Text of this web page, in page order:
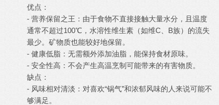
优点：
- 营养保留之王：由于食物不直接接触大量水分，且温度
通常不超过100℃，水溶性维生素（如维C、B族）的流失
最少。矿物质也能较好地保留。
- 健康低脂：无需额外添加油脂，能保持食材原味。
- 安全性高：不会产生高温烹制可能带来的有害物质。
缺点：
- 风味相对清淡：对喜欢“锅气”和浓郁风味的人来说可能不
够满足。